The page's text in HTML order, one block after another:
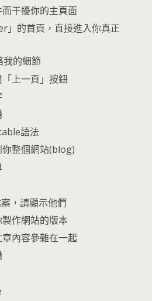
干擾你的主頁面
」的首頁，直接進入你真正
的細節
上一頁」按鈕
語法
整個網站(blog)
，請顯示他們
作網站的版本
內容參雜在一起